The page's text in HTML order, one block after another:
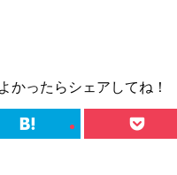
よかったらシェアしてね！